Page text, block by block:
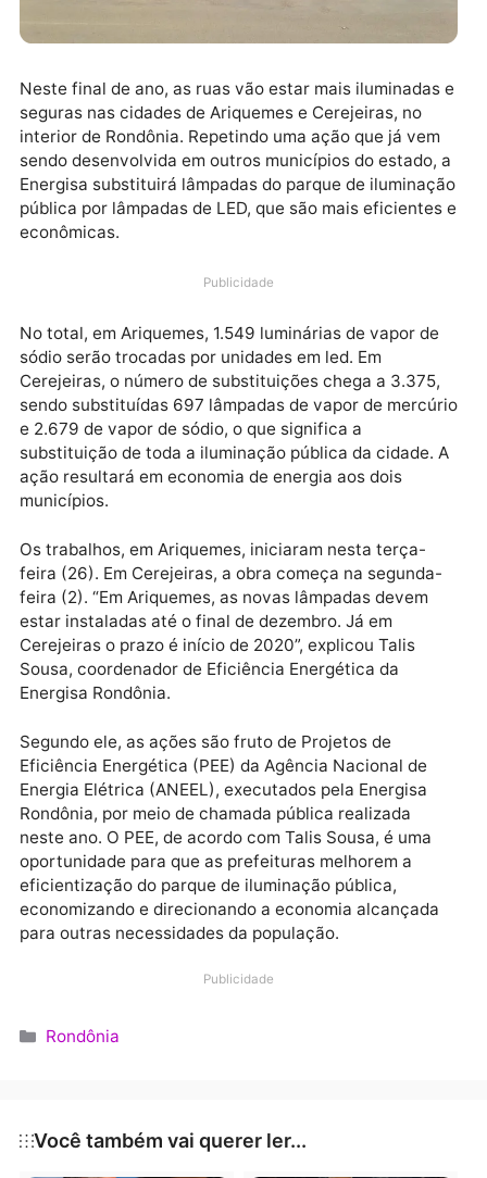
Neste final de ano, as ruas vão estar mais
interior de Rondônia. Repetindo uma ação que já
Energisa substituirá lâmpadas do parque de
pública por lâmpadas de LED, que são mais
econômicas.
Publicidade
No total, em Ariquemes, 1.549 luminárias de vapor de
Cerejeiras, o número de substituições chega a
sendo substituídas 697 lâmpadas de vapor de
e 2.679 de vapor de sódio, o que significa a
substituição de toda a iluminação pública da cidade.
ação resultará em economia de energia aos dois
municípios.
Os trabalhos, em Ariquemes, iniciaram nesta terça-
feira (26). Em Cerejeiras, a obra começa na
feira (2). “Em Ariquemes, as novas lâmpadas devem
estar instaladas até o final de dezembro. Já em
Cerejeiras o prazo é início de 2020”, explicou Talis
Sousa, coordenador de Eficiência Energética da
Energisa Rondônia.
Segundo ele, as ações são fruto de Projetos de
Eficiência Energética (PEE) da Agência Nacional de
Rondônia, por meio de chamada pública realizada
economizando e direcionando a economia alcançada